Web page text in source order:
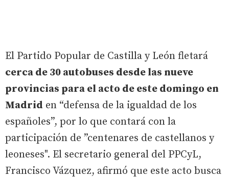
El Partido Popular de Castilla y León fletará
cerca de 30 autobuses desde las nueve
provincias para el acto de este domingo en
Madrid en “defensa de la igualdad de los
españoles”, por lo que contará con la
participación de ”centenares de castellanos y
leoneses". El secretario general del PPCyL,
Francisco Vázquez, afirmó que este acto busca